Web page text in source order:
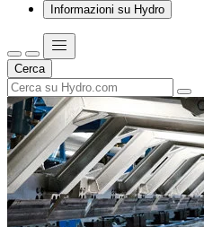
Informazioni su Hydro
Cerca